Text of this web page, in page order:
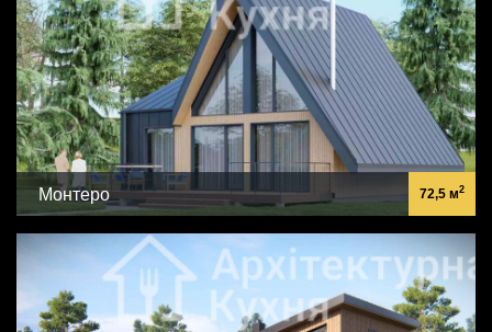
Монтеро 72,5 м2